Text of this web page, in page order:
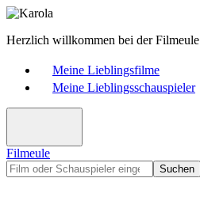
Herzlich willkommen bei der Filmeule
Meine Lieblingsfilme
Meine Lieblingsschauspieler
Filmeule
Suchen